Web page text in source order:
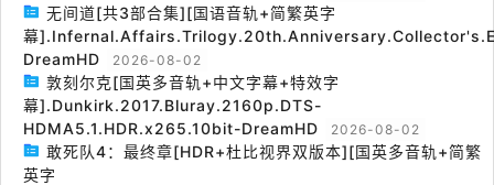
无间道[共3部合集][国语音轨+简繁英字
幕
DreamHD
2026-08-02
敦刻尔克[国英多音轨+中文字幕+特效字
幕].Dunkirk.2017.Bluray.2160p.DTS-
HDMA5.1.HDR.x265.10bit-DreamHD
2026-08-02
敢死队4：最终章[HDR+杜比视界双版本][国英多音轨+简繁
英字